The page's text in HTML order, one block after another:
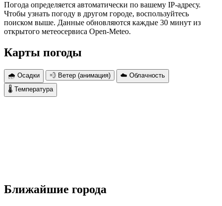
Погода определяется автоматически по вашему IP-адресу.
Чтобы узнать погоду в другом городе, воспользуйтесь
поиском выше. Данные обновляются каждые 30 минут из
открытого метеосервиса Open-Meteo.
Карты погоды
🌧 Осадки 💨 Ветер (анимация)
☁️ Облачность
🌡 Температура
Ближайшие города